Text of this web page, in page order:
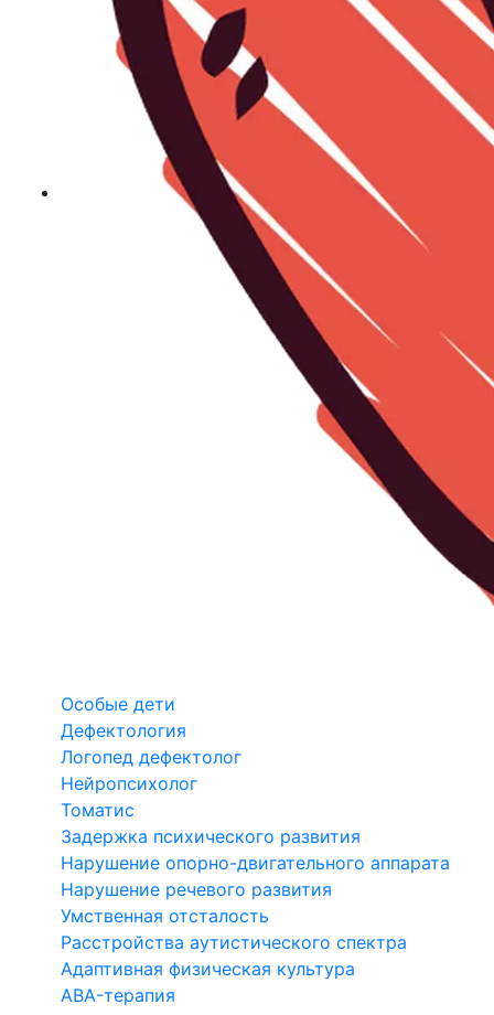
Особые дети
Дефектология
Логопед дефектолог
Нейропсихолог
Томатис
Задержка психического развития
Нарушение опорно-двигательного аппарата
Нарушение речевого развития
Умственная отсталость
Расстройства аутистического спектра
Адаптивная физическая культура
ABA-терапия